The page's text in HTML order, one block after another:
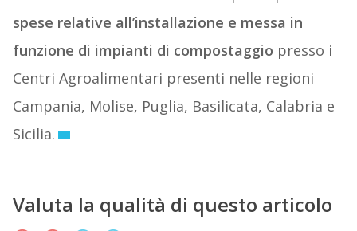
spese relative all’installazione e messa in
funzione di impianti di compostaggio presso i
Centri Agroalimentari presenti nelle regioni
Campania, Molise, Puglia, Basilicata, Calabria e
Sicilia.
Valuta la qualità di questo articolo